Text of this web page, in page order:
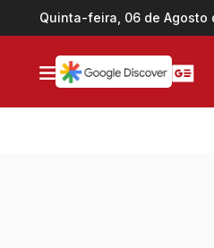
Ir direto pro conteúdo
Quinta-feira, 06 de Agosto